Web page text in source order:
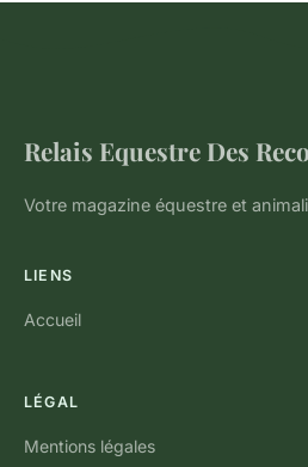
Relais Equestre Des
Votre magazine équestre et
LIENS
Accueil
LÉGAL
Mentions légales